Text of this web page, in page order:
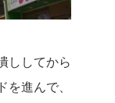
ししてから
を進んで、